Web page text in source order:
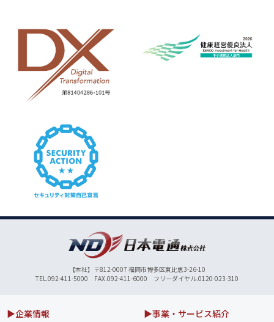
【本社】〒812-0007 福岡市博多区東比恵3-26-10
TEL.092-411-5000 FAX.092-411-6000 フリーダイヤル.0120-023-310
▶企業情報
▶事業・サービス紹介